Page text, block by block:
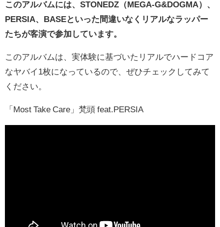
このアルバムには、STONEDZ（MEGA-G&DOGMA）、
PERSIA、BASEといった間違いなくリアルなラッパー
たちが客演で参加しています。
このアルバムは、実体験に基づいたリアルでハードコア
なヤバイ1枚になっているので、ぜひチェックしてみて
ください。
「Most Take Care」梵頭 feat.PERSIA